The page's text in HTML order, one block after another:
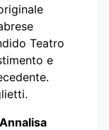
Teatro
e
Annalisa